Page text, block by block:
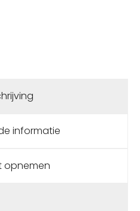
informatie
opnemen